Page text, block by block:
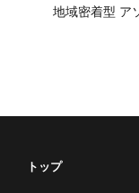
地域密着型 ア
トップ